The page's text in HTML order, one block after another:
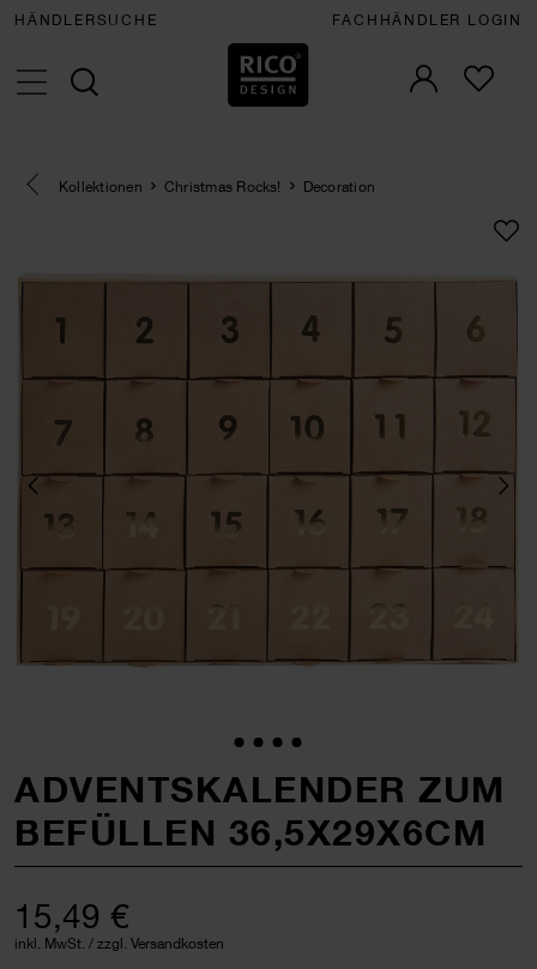
HÄNDLERSUCHE FACHHÄNDLER LOGIN
Eine Kategorie zurück navigieren
Kollektionen Christmas Rocks! Decoration
ADVENTSKALENDER ZUM
BEFÜLLEN 36,5X29X6CM
15,49 €
inkl. MwSt. / zzgl. Versandkosten